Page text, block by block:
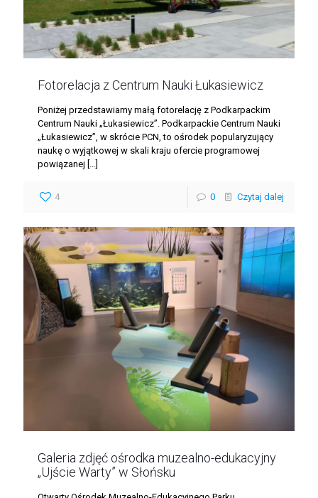
Fotorelacja z Centrum Nauki Łukasiewicz
Poniżej przedstawiamy małą fotorelację z Podkarpackim
Centrum Nauki „Łukasiewicz”. Podkarpackie Centrum Nauki
„Łukasiewicz”, w skrócie PCN, to ośrodek popularyzujący
naukę o wyjątkowej w skali kraju ofercie programowej
powiązanej
4 0 Czytaj dalej
Galeria zdjęć ośrodka muzealno-edukacyjny
„Ujście Warty” w Słońsku